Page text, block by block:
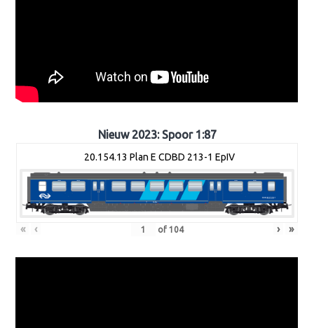
Nieuw 2023: Spoor 1:87
20.154.13 Plan E CDBD 213-1 EpIV
« ‹ of 104 › »